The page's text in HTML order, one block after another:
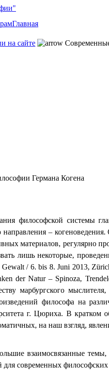
Главная
на сайте
Германа Когена
философской системы
направления –
материалов, регулярно
лишь некоторые,
Gewalt /6. bis 8. Juni 2013,
der Natur – Spinoza,
марбургского
философа на
г. Цюриха. В кратком
на наш взгляд,
взаимосвязанные темы,
для современных